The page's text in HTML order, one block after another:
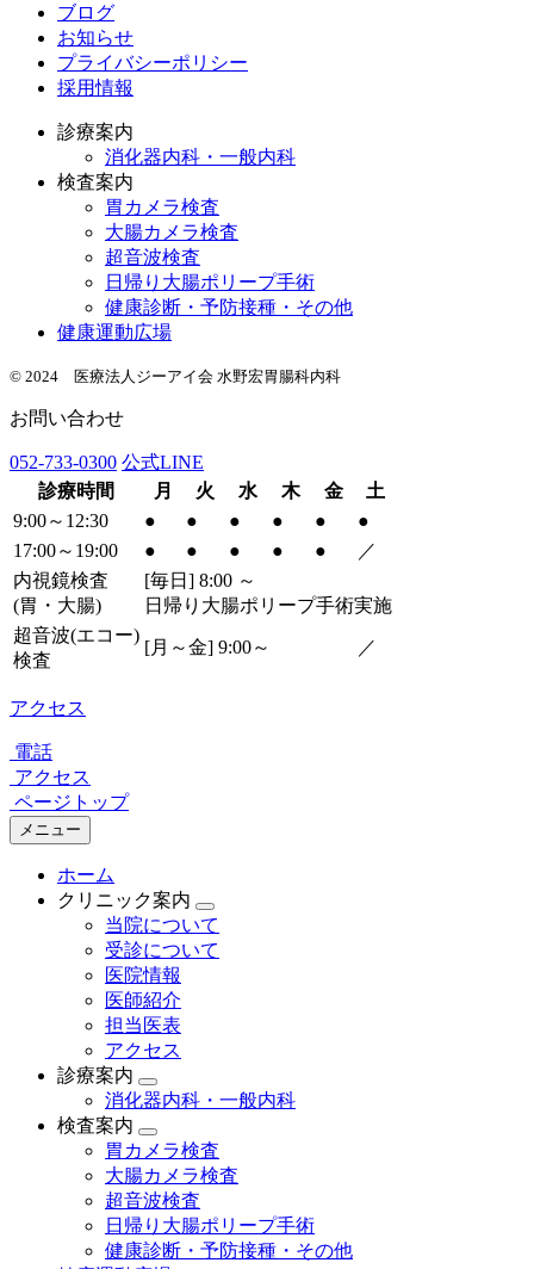
ブログ
お知らせ
プライバシーポリシー
採用情報
診療案内
消化器内科・一般内科
検査案内
胃カメラ検査
大腸カメラ検査
超音波検査
日帰り大腸ポリープ手術
健康診断・予防接種・その他
健康運動広場
© 2024 医療法人ジーアイ会 水野宏胃腸科内科
お問い合わせ
052-733-0300 公式LINE
診療時間
月 火 水 木 金
土
9:00～12:30
● ● ● ● ●
●
17:00～19:00
● ● ● ● ●
／
内視鏡検査
(胃・大腸)
[毎日] 8:00 ～
日帰り大腸ポリープ手術実施
超音波(エコー)
検査
[月～金] 9:00～ ／
アクセス
電話
アクセス
ページトップ
メニュー
ホーム
クリニック案内
当院について
受診について
医院情報
医師紹介
担当医表
アクセス
診療案内
消化器内科・一般内科
検査案内
胃カメラ検査
大腸カメラ検査
超音波検査
日帰り大腸ポリープ手術
健康診断・予防接種・その他